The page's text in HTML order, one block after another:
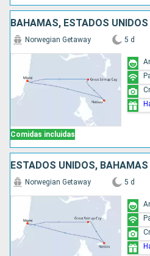
BAHAMAS, ESTADOS UNIDOS
Comidas incluidas
Norwegian Getaway 5 d
ESTADOS UNIDOS, BAHAMAS
Norwegian Getaway 5 d